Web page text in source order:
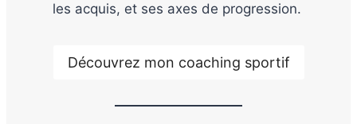
les acquis, et ses axes de progression.
Découvrez mon coaching sportif